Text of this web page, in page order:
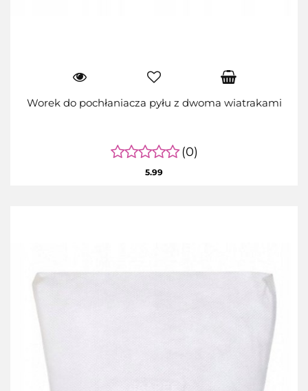
Worek do pochłaniacza pyłu z dwoma wiatrakami
(0)
5.99